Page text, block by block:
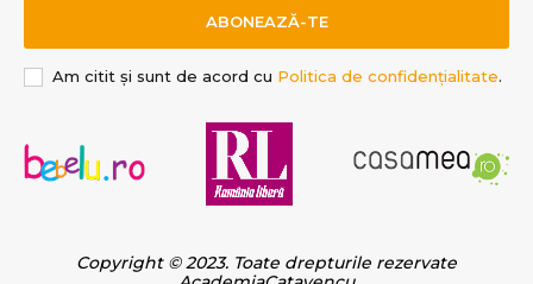
ABONEAZĂ-TE
Am citit și sunt de acord cu Politica de confidențialitate.
Copyright © 2023. Toate drepturile rezervate